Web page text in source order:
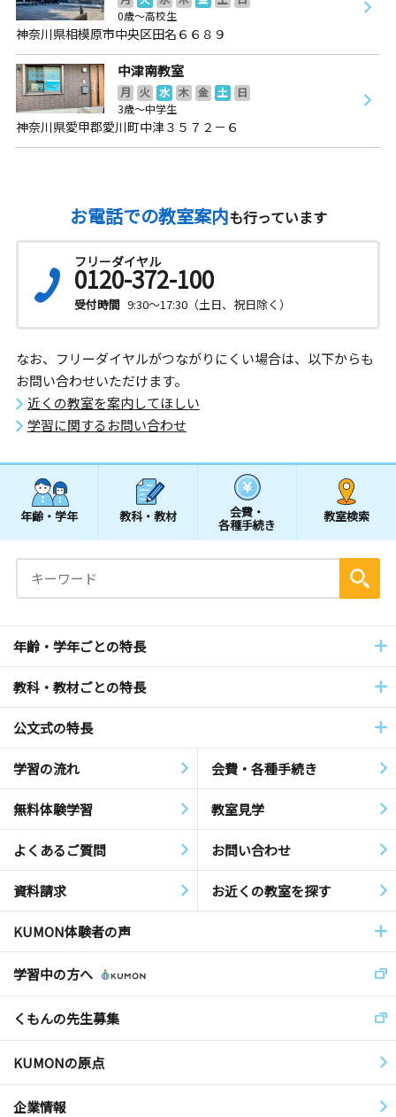
0歳～高校生
神奈川県相模原市中央区田名６６８９
中津南教室
月 火 水 木 金 土
日
3歳～中学生
神奈川県愛甲郡愛川町中津３５７２－６
お電話での教室案内も行っています
フリーダイヤル
0120-372-100
受付時間 9:30～17:30（土日、祝日除く）
なお、フリーダイヤルがつながりにくい場合は、以下からも
お問い合わせいただけます。
近くの教室を案内してほしい
学習に関するお問い合わせ
年齢・学年 教科・教材 会費・
各種手続き
教室検索
年齢・学年ごとの特長
教科・教材ごとの特長
公文式の特長
学習の流れ 会費・各種手続き
無料体験学習 教室見学
よくあるご質問 お問い合わせ
資料請求 お近くの教室を探す
KUMON体験者の声
学習中の方へ
くもんの先生募集
KUMONの原点
企業情報